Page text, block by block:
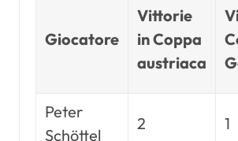
Giocatore
Vittorie
in Coppa
austriaca
Peter
Schöttel
2 1